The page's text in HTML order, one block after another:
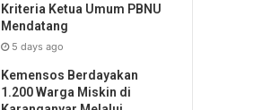
Kriteria Ketua Umum PBNU
Mendatang
5 days ago
Kemensos Berdayakan
1.200 Warga Miskin di